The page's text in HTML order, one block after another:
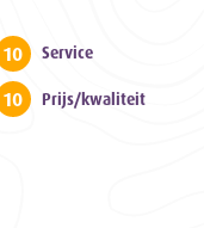
10 Service
10 Prijs/kwaliteit